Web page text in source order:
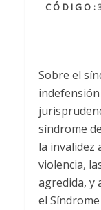
CÓDIGO:
Sobre el
síndrome
la invalidez
violencia,
agredida, y
el